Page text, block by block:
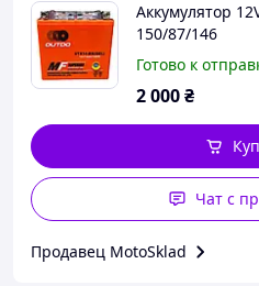
Аккумулятор
150/87/146
Готово к
2 000₴
Чат с
Продавец MotoSklad